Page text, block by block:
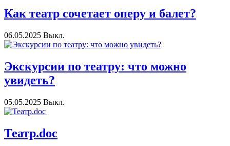
Как театр сочетает оперу и балет?
06.05.2025 Выкл.
Экскурсии по театру: что можно
увидеть?
05.05.2025 Выкл.
Театр.doc